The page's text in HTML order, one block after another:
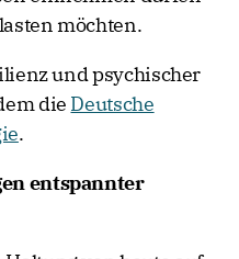
möchten.
und psychischer
die Deutsche
.
entspannter